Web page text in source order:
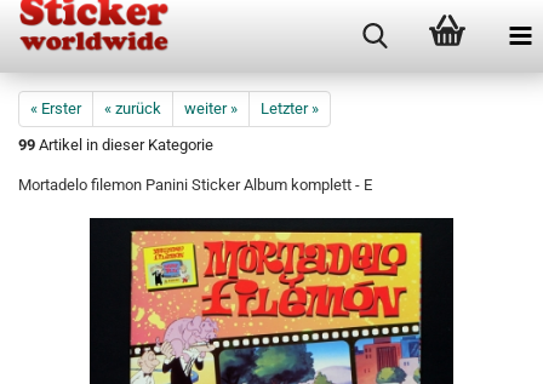
« Erster « zurück weiter »
Letzter »
99 Artikel in dieser Kategorie
Mortadelo filemon Panini Sticker Album komplett - E